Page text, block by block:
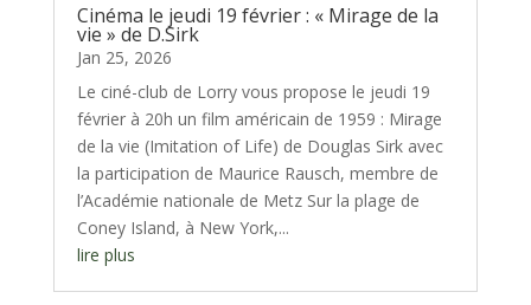
Cinéma le jeudi 19 février : « Mirage de la
vie » de D.Sirk
Jan 25, 2026
Le ciné-club de Lorry vous propose le jeudi 19
février à 20h un film américain de 1959 : Mirage
de la vie (Imitation of Life) de Douglas Sirk avec
la participation de Maurice Rausch, membre de
l’Académie nationale de Metz Sur la plage de
Coney Island, à New York,...
lire plus